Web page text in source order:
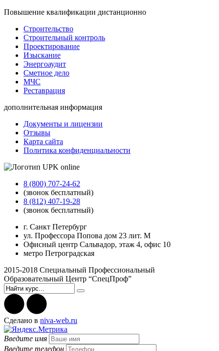
Повышение квалификации дистанционно
Строительство
Строительный контроль
Проектирование
Изыскание
Энергоаудит
Сметное дело
МЧС
Реставрация
дополнительная информация
Документы и лицензии
Отзывы
Карта сайта
Политика конфиденциальности
8 (800) 707-24-62
(звонок бесплатный)
8 (812) 407-19-28
(звонок бесплатный)
г. Санкт Петербург
ул. Профессора Попова дом 23 лит. М
Офисный центр Сальвадор, этаж 4, офис 10
метро Петроградская
2015-2018 Специальный Профессиональный
Образовательный Центр “СпецПроф”
Cделано в niva-web.ru
Введите имя
Введите телефон